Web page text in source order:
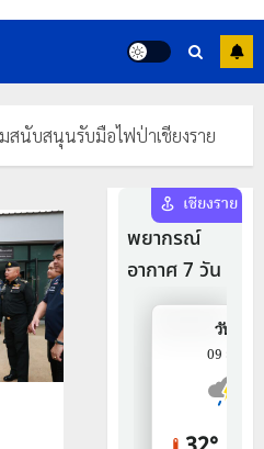
สนับสนุนรับมือไฟป่าเชียงราย